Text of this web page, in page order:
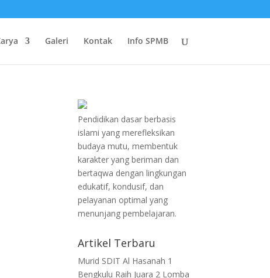
Galeri Kontak Info SPMB
Pendidikan dasar berbasis
islami yang merefleksikan
budaya mutu, membentuk
karakter yang beriman dan
bertaqwa dengan lingkungan
edukatif, kondusif, dan
pelayanan optimal yang
menunjang pembelajaran.
Artikel Terbaru
Murid SDIT Al Hasanah 1
Bengkulu Raih Juara 2 Lomba